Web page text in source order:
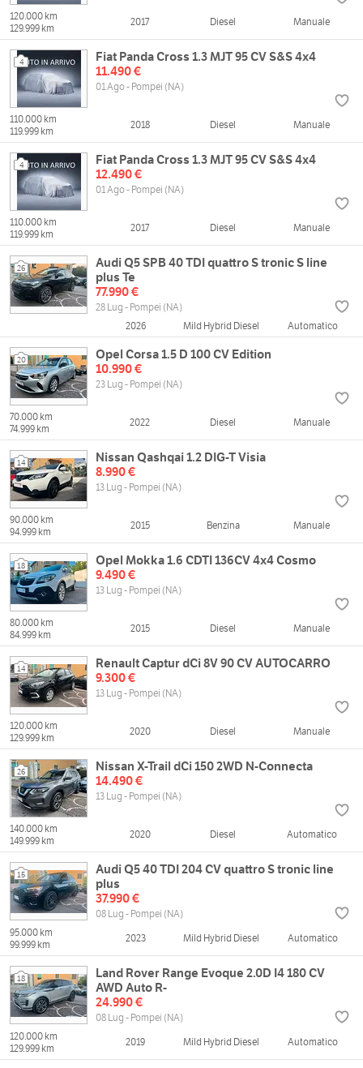
120.000 km
129.999 km
2017 Diesel Manuale
4
Fiat Panda Cross 1.3 MJT 95 CV S&S 4x4
11.490 €
01 Ago - Pompei (NA)
110.000 km
119.999 km
2018 Diesel Manuale
4
Fiat Panda Cross 1.3 MJT 95 CV S&S 4x4
12.490 €
01 Ago - Pompei (NA)
110.000 km
119.999 km
2017 Diesel Manuale
26
Audi Q5 SPB 40 TDI quattro S tronic S line
plus Te
77.990 €
28 Lug - Pompei (NA)
2026
Mild Hybrid Diesel Automatico
20
Opel Corsa 1.5 D 100 CV Edition
10.990 €
23 Lug - Pompei (NA)
70.000 km
74.999 km
2022 Diesel Manuale
14
Nissan Qashqai 1.2 DIG-T Visia
8.990 €
13 Lug - Pompei (NA)
90.000 km
94.999 km
2015 Benzina Manuale
18
Opel Mokka 1.6 CDTI 136CV 4x4 Cosmo
9.490 €
13 Lug - Pompei (NA)
80.000 km
84.999 km
2015 Diesel Manuale
14
Renault Captur dCi 8V 90 CV AUTOCARRO
9.300 €
13 Lug - Pompei (NA)
120.000 km
129.999 km
2020 Diesel Manuale
26
Nissan X-Trail dCi 150 2WD N-Connecta
14.490 €
13 Lug - Pompei (NA)
140.000 km
149.999 km
2020 Diesel Automatico
15
Audi Q5 40 TDI 204 CV quattro S tronic line
plus
37.990 €
08 Lug - Pompei (NA)
95.000 km
99.999 km
2023 Mild Hybrid Diesel Automatico
18
Land Rover Range Evoque 2.0D I4 180 CV
AWD Auto R-
24.990 €
08 Lug - Pompei (NA)
120.000 km
129.999 km
2019 Mild Hybrid Diesel Automatico